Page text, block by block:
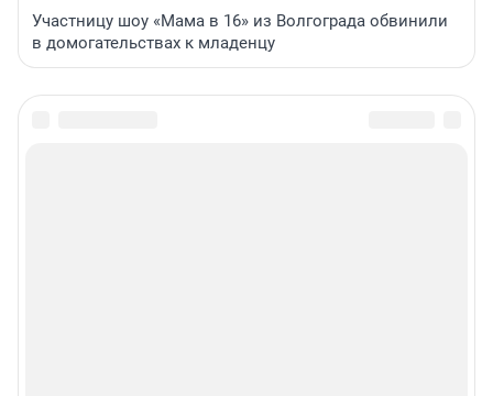
Участницу шоу «Мама в 16» из Волгограда обвинили
в домогательствах к младенцу